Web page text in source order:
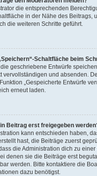
die entsprechenden
in der Nähe des Beitrags,
die weiteren Schritte geführt.
Schaltfläche beim
geschriebene Entwürfe
vervollständigen und absenden.
„Gespeicherte Entwürfe
erneut laden.
Beitrag erst freigegeben
kann entschieden haben,
hast, die Beiträge zuerst
die Administration dich zu
denen sie die Beiträge erst
werden. Bitte kontaktiere die
dazu benötigst.